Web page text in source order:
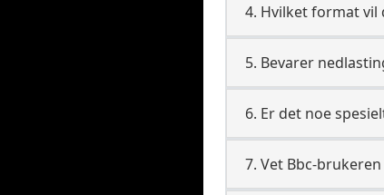
4. Hvilket format vil
5. Bevarer
6. Er det noe
7. Vet Bbc-